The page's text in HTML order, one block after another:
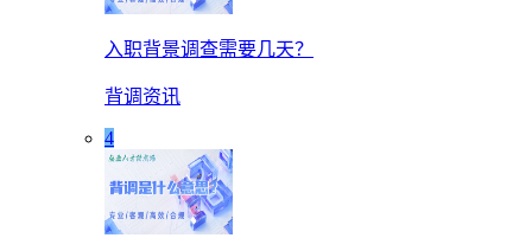
入职背景调查需要几天？
背调资讯
4